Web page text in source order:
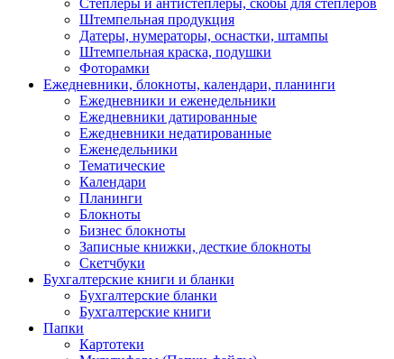
Степлеры и антистеплеры, скобы для степлеров
Штемпельная продукция
Датеры, нумераторы, оснастки, штампы
Штемпельная краска, подушки
Фоторамки
Ежедневники, блокноты, календари, планинги
Ежедневники и еженедельники
Ежедневники датированные
Ежедневники недатированные
Еженедельники
Тематические
Календари
Планинги
Блокноты
Бизнес блокноты
Записные книжки, десткие блокноты
Скетчбуки
Бухгалтерские книги и бланки
Бухгалтерские бланки
Бухгалтерские книги
Папки
Картотеки